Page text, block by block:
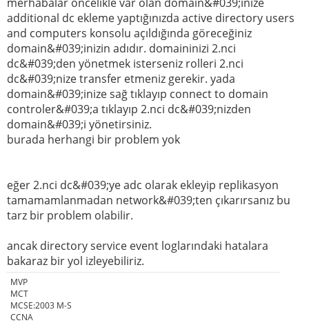
additional dc ekleme yaptığınızda active directory users
and computers konsolu açıldığında göreceğiniz
domain&#039;inizin adıdır. domaininizi 2.nci
dc&#039;den yönetmek isterseniz rolleri 2.nci
dc&#039;nize transfer etmeniz gerekir. yada
domain&#039;inize sağ tıklayıp connect to domain
controler&#039;a tıklayıp 2.nci dc&#039;nizden
domain&#039;i yönetirsiniz.
burada herhangi bir problem yok
eğer 2.nci dc&#039;ye adc olarak ekleyip replikasyon
tamamamlanmadan network&#039;ten çıkarırsanız bu
tarz bir problem olabilir.
ancak directory service event loglarındaki hatalara
bakaraz bir yol izleyebiliriz.
MVP
MCT
MCSE:2003 M-S
CCNA